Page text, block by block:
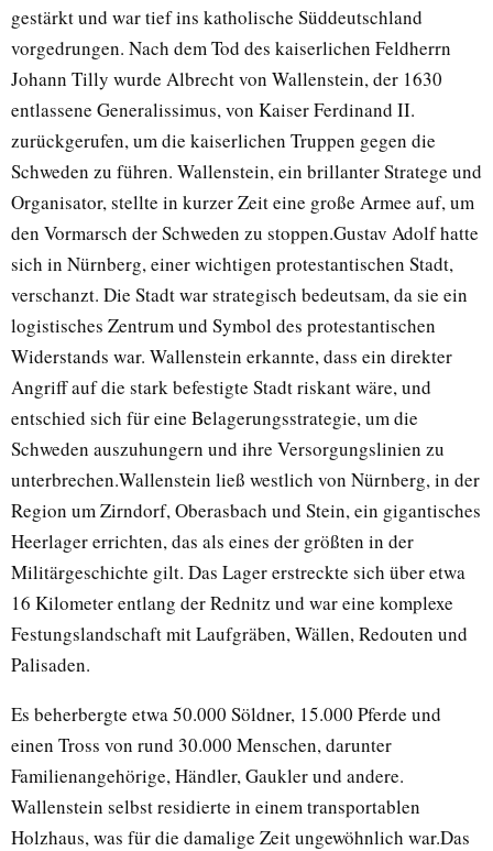
gestärkt und war tief ins katholische Süddeutschland
vorgedrungen. Nach dem Tod des kaiserlichen Feldherrn
Johann Tilly wurde Albrecht von Wallenstein, der 1630
entlassene Generalissimus, von Kaiser Ferdinand II.
zurückgerufen, um die kaiserlichen Truppen gegen die
Schweden zu führen. Wallenstein, ein brillanter Stratege und
Organisator, stellte in kurzer Zeit eine große Armee auf, um
den Vormarsch der Schweden zu stoppen.Gustav Adolf hatte
sich in Nürnberg, einer wichtigen protestantischen Stadt,
verschanzt. Die Stadt war strategisch bedeutsam, da sie ein
logistisches Zentrum und Symbol des protestantischen
Widerstands war. Wallenstein erkannte, dass ein direkter
Angriff auf die stark befestigte Stadt riskant wäre, und
entschied sich für eine Belagerungsstrategie, um die
Schweden auszuhungern und ihre Versorgungslinien zu
unterbrechen.Wallenstein ließ westlich von Nürnberg, in der
Region um Zirndorf, Oberasbach und Stein, ein gigantisches
Heerlager errichten, das als eines der größten in der
Militärgeschichte gilt. Das Lager erstreckte sich über etwa
16 Kilometer entlang der Rednitz und war eine komplexe
Festungslandschaft mit Laufgräben, Wällen, Redouten und
Palisaden.
Es beherbergte etwa 50.000 Söldner, 15.000 Pferde und
einen Tross von rund 30.000 Menschen, darunter
Familienangehörige, Händler, Gaukler und andere.
Wallenstein selbst residierte in einem transportablen
Holzhaus, was für die damalige Zeit ungewöhnlich war.Das